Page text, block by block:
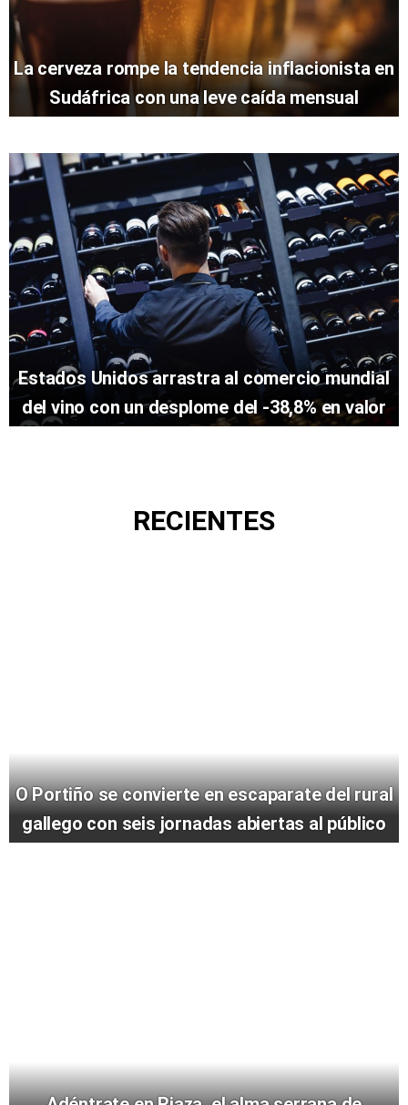
La cerveza rompe la tendencia inflacionista en
Sudáfrica con una leve caída mensual
Estados Unidos arrastra al comercio mundial
del vino con un desplome del -38,8% en valor
RECIENTES
O Portiño se convierte en escaparate del rural
gallego con seis jornadas abiertas al público